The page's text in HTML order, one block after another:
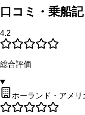
口コミ・乗船記
4.2
総合評価
ホーランド・アメリ